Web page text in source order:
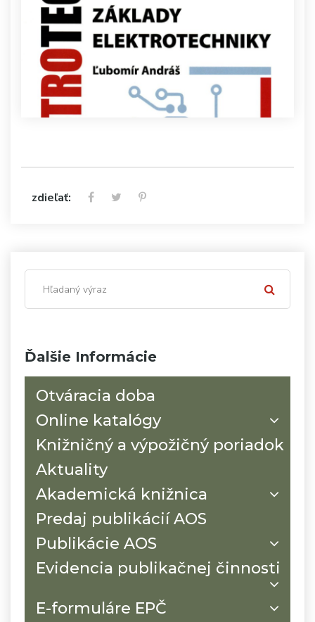
Ďalšie Informácie
Otváracia doba
Online katalógy
Knižničný a výpožičný poriadok
Aktuality
Akademická knižnica
Predaj publikácií AOS
Publikácie AOS
Evidencia publikačnej činnosti
E-formuláre EPČ
zdieľať: